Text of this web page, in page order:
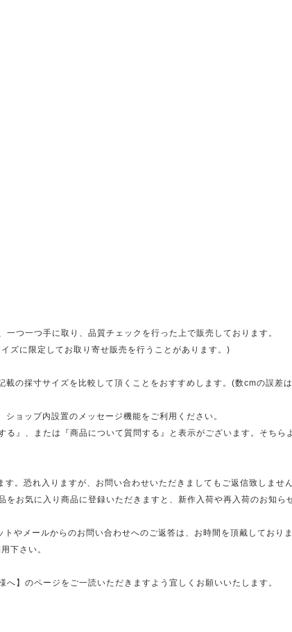
つ一つ手に取り、品質チェックを行った上で販売しております。
ズに限定してお取り寄せ販売を行うことがあります。)
載の採寸サイズを比較して頂くことをおすすめします。(数cmの誤差
ョップ内設置のメッセージ機能をご利用ください。
る』、または『商品について質問する』と表示がございます。そちら
。恐れ入りますが、お問い合わせいただきましてもご返信致しませ
をお気に入り商品に登録いただきますと、新作入荷や再入荷のお知ら
やメールからのお問い合わせへのご返答は、お時間を頂戴しており
下さい。
】のページをご一読いただきますよう宜しくお願いいたします。